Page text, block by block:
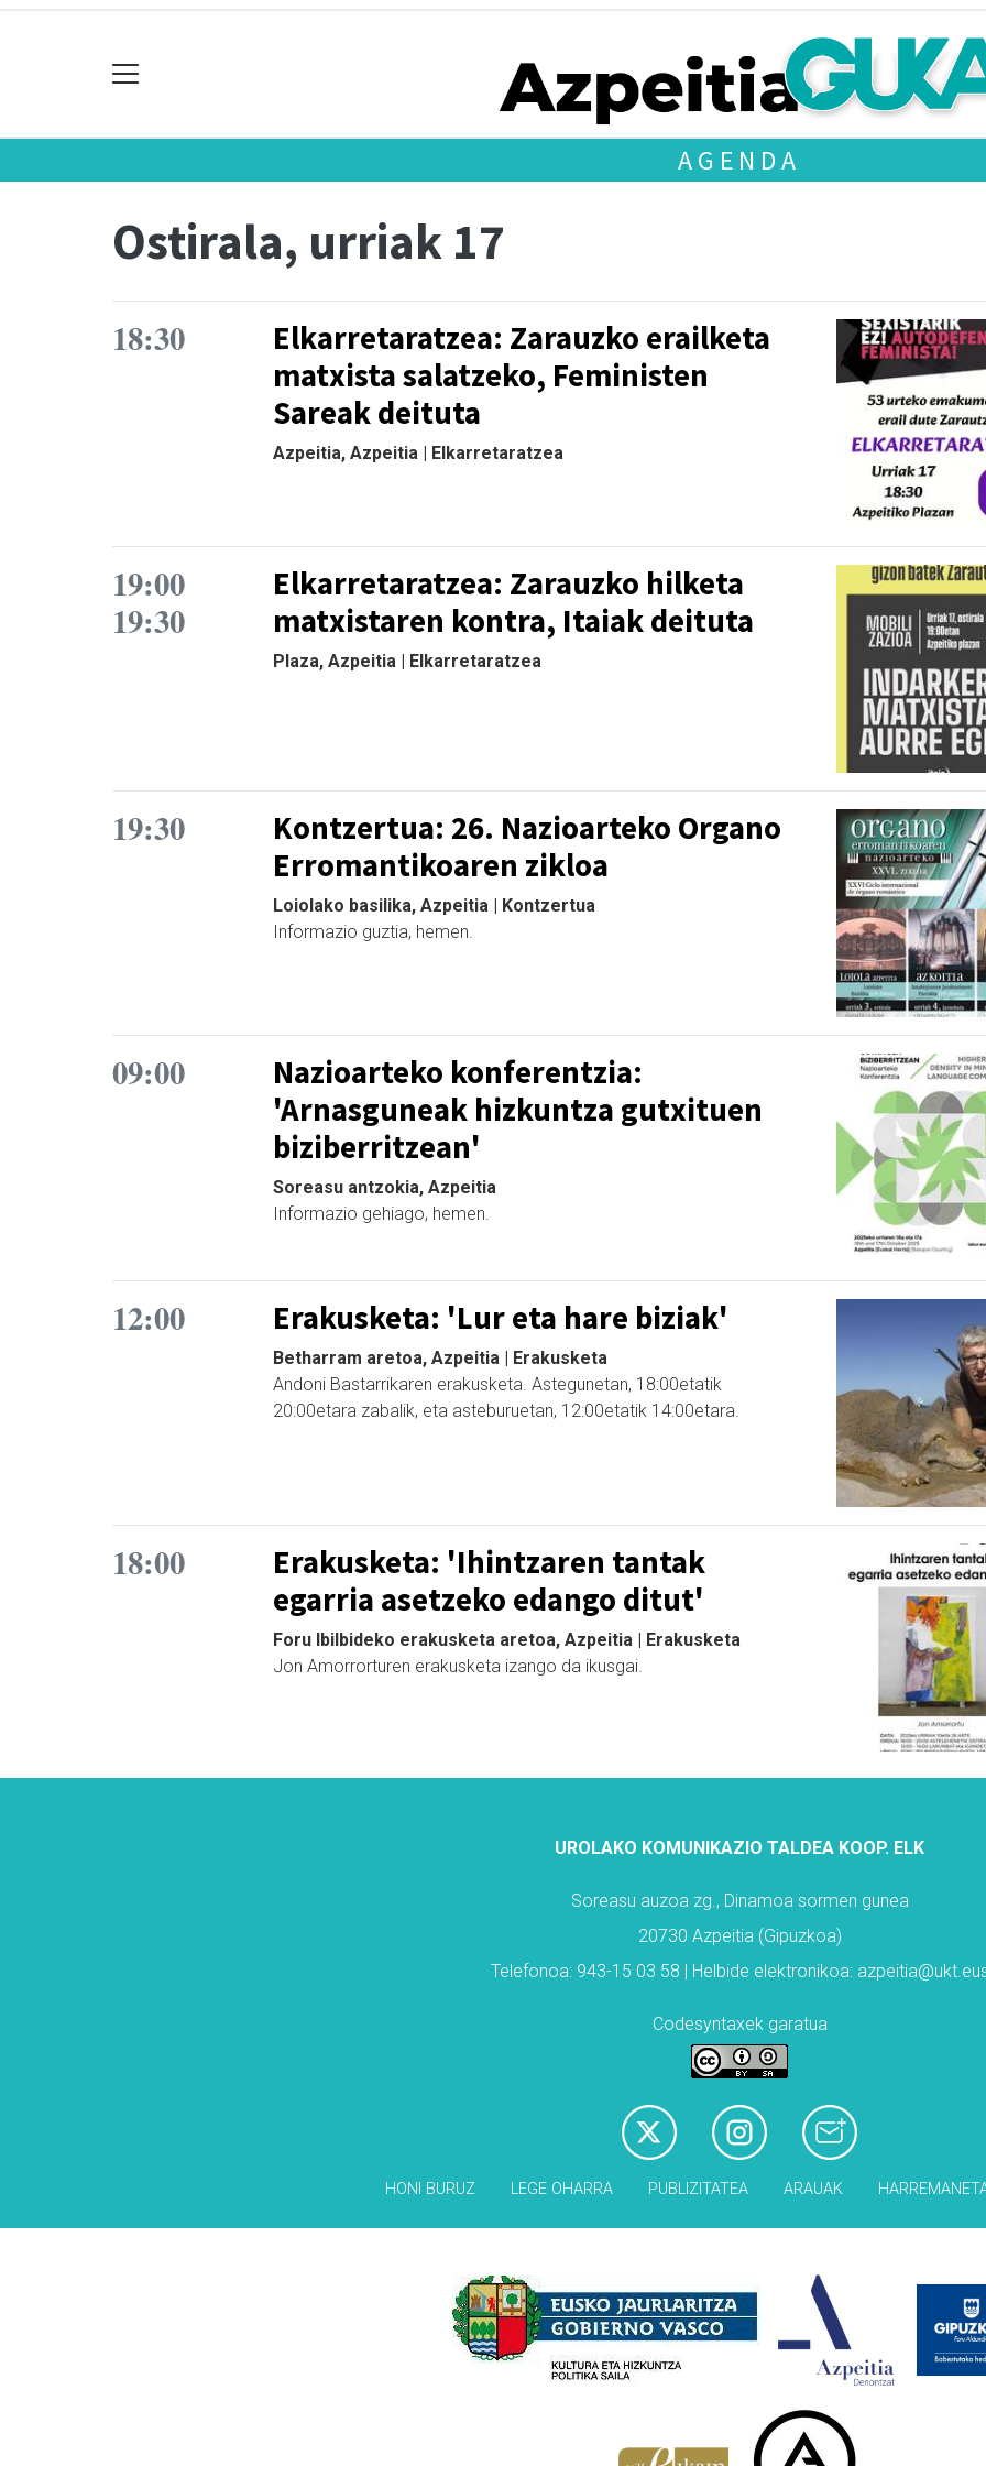
AGENDA
Ostirala, urriak 17
18:30
Elkarretaratzea: Zarauzko erailketa
matxista salatzeko, Feministen
Sareak deituta
Azpeitia, Azpeitia | Elkarretaratzea
19:00
19:30
Elkarretaratzea: Zarauzko hilketa
matxistaren kontra, Itaiak deituta
Plaza, Azpeitia | Elkarretaratzea
19:30
Kontzertua: 26. Nazioarteko Organo
Erromantikoaren zikloa
Loiolako basilika, Azpeitia | Kontzertua
Informazio guztia, hemen.
09:00
Nazioarteko konferentzia:
'Arnasguneak hizkuntza gutxituen
biziberritzean'
Soreasu antzokia, Azpeitia
Informazio gehiago, hemen.
12:00 Erakusketa: 'Lur eta hare biziak'
Betharram aretoa, Azpeitia | Erakusketa
Andoni Bastarrikaren erakusketa. Astegunetan, 18:00etatik
20:00etara zabalik, eta asteburuetan, 12:00etatik 14:00etara.
18:00
Erakusketa: 'Ihintzaren tantak
egarria asetzeko edango ditut'
Foru Ibilbideko erakusketa aretoa, Azpeitia | Erakusketa
Jon Amorrorturen erakusketa izango da ikusgai.
UROLAKO KOMUNIKAZIO TALDEA KOOP. ELK
Soreasu auzoa zg., Dinamoa sormen gunea
20730 Azpeitia (Gipuzkoa)
Telefonoa: 943-15 03 58 | Helbide elektronikoa:
Codesyntaxek garatua
HONI BURUZ LEGE OHARRA PUBLIZITATEA ARAUAK